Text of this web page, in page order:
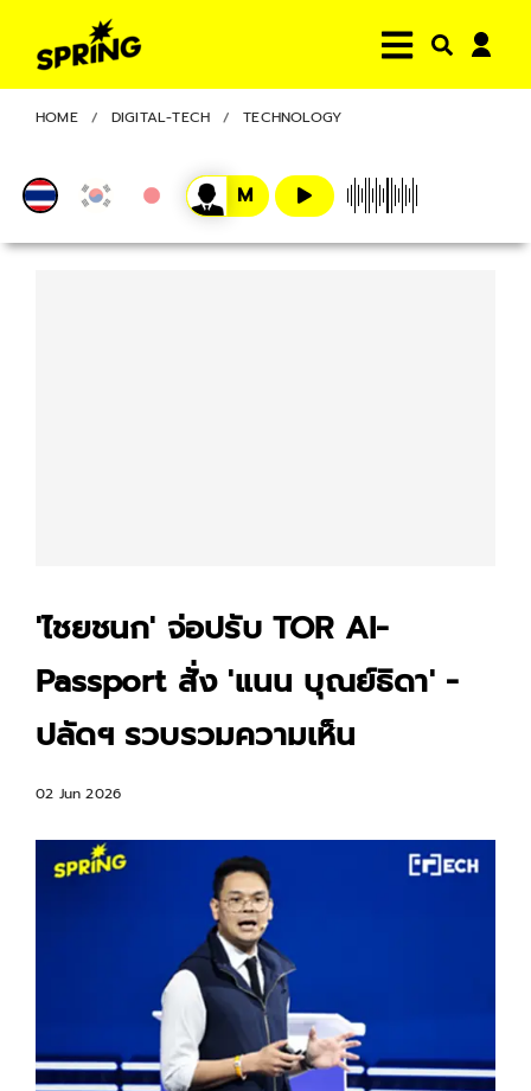
HOME DIGITAL-TECH TECHNOLOGY
'ไชยชนก' จ่อปรับ TOR AI-
Passport สั่ง 'แนน บุณย์ธิดา' -
ปลัดฯ รวบรวมความเห็น
02 Jun 2026